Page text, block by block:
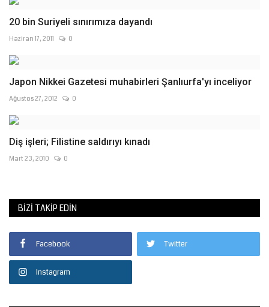
20 bin Suriyeli sınırımıza dayandı
Haziran 17, 2011 0
Japon Nikkei Gazetesi muhabirleri Şanlıurfa'yı inceliyor
Ağustos 27, 2012 0
Diş işleri; Filistine saldırıyı kınadı
Mart 23, 2010 0
BIZI TAKIP EDIN
Facebook Twitter
Instagram